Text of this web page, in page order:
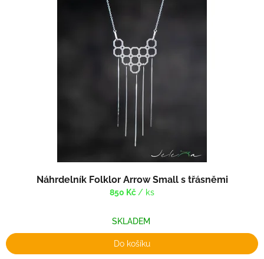
Náhrdelník Folklor Arrow Small s třásněmi
850 Kč / ks
SKLADEM
Do košíku